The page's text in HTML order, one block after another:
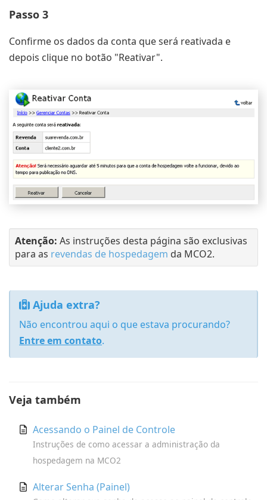
Passo 3
Confirme os dados da conta que será reativada e
depois clique no botão "Reativar".
Atenção: As instruções desta página são exclusivas
para as revendas de hospedagem da MCO2.
Ajuda extra?
Não encontrou aqui o que estava procurando?
Entre em contato.
Veja também
Acessando o Painel de Controle
Instruções de como acessar a administração da
hospedagem na MCO2
Alterar Senha (Painel)